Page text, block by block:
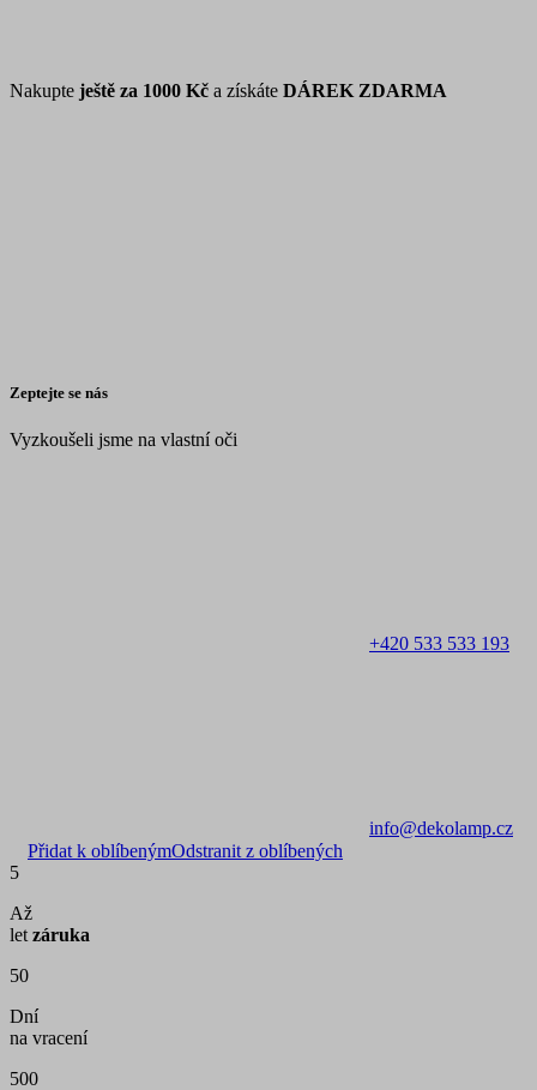
Nakupte ještě za 1000 Kč a získáte DÁREK ZDARMA
Zeptejte se nás
Vyzkoušeli jsme na vlastní oči
+420 533 533 193
info@dekolamp.cz
Přidat k oblíbenýmOdstranit z oblíbených
5
Až
let záruka
50
Dní
na vracení
500